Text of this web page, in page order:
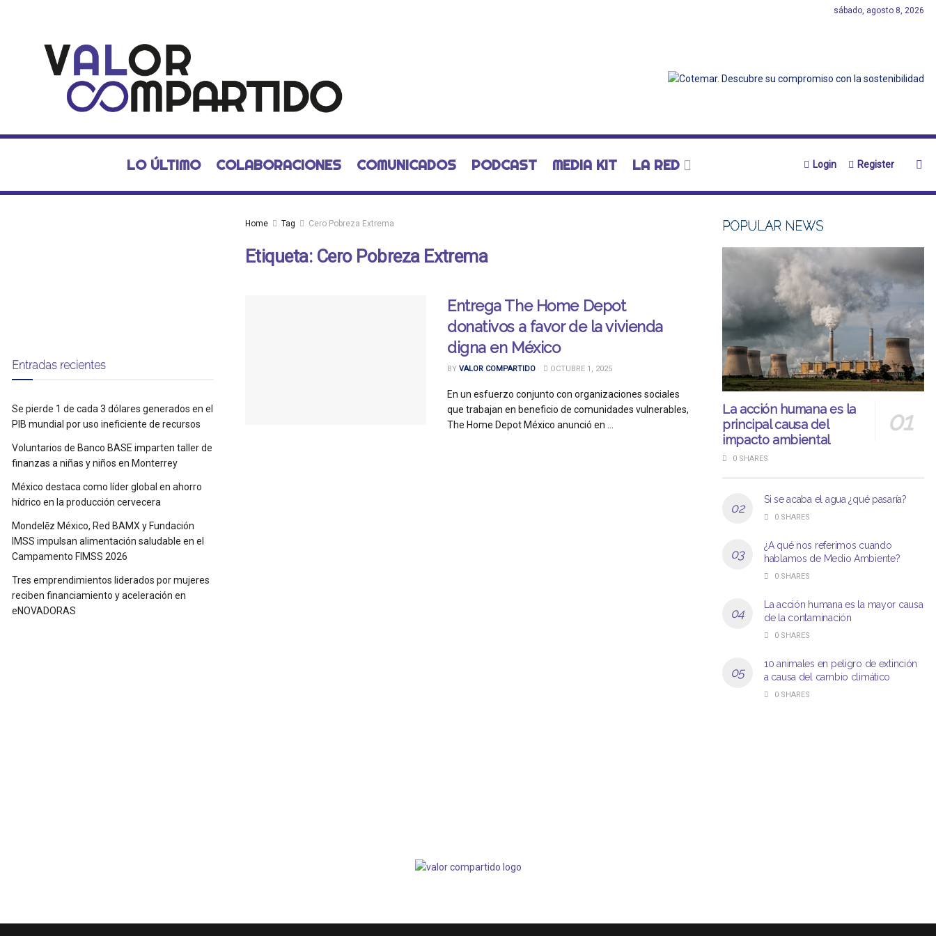
sábado, agosto 8, 2026
LO ÚLTIMO COLABORACIONES COMUNICADOS PODCAST MEDIA KIT LA RED Login Register
Home Tag Cero Pobreza Extrema
Etiqueta: Cero Pobreza Extrema
Entrega The Home Depot
donativos a favor de la vivienda
digna en México
BY VALOR COMPARTIDO OCTUBRE 1, 2025
En un esfuerzo conjunto con organizaciones sociales
que trabajan en beneficio de comunidades vulnerables,
The Home Depot México anunció en ...
Entradas recientes
Se pierde 1 de cada 3 dólares generados en el
PIB mundial por uso ineficiente de recursos
Voluntarios de Banco BASE imparten taller de
finanzas a niñas y niños en Monterrey
México destaca como líder global en ahorro
hídrico en la producción cervecera
Mondelēz México, Red BAMX y Fundación
IMSS impulsan alimentación saludable en el
Campamento FIMSS 2026
Tres emprendimientos liderados por mujeres
reciben financiamiento y aceleración en
eNOVADORAS
POPULAR NEWS
La acción humana es la
principal causa del
impacto ambiental
0 SHARES
Si se acaba el agua ¿qué pasaría?
0 SHARES
¿A qué nos referimos cuando
hablamos de Medio Ambiente?
0 SHARES
La acción humana es la mayor causa
de la contaminación
0 SHARES
10 animales en peligro de extinción
a causa del cambio climático
0 SHARES